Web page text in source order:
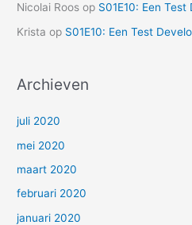
Nicolai Roos op S01E10: Een Test
Krista op S01E10: Een Test
Archieven
juli 2020
mei 2020
maart 2020
februari 2020
januari 2020